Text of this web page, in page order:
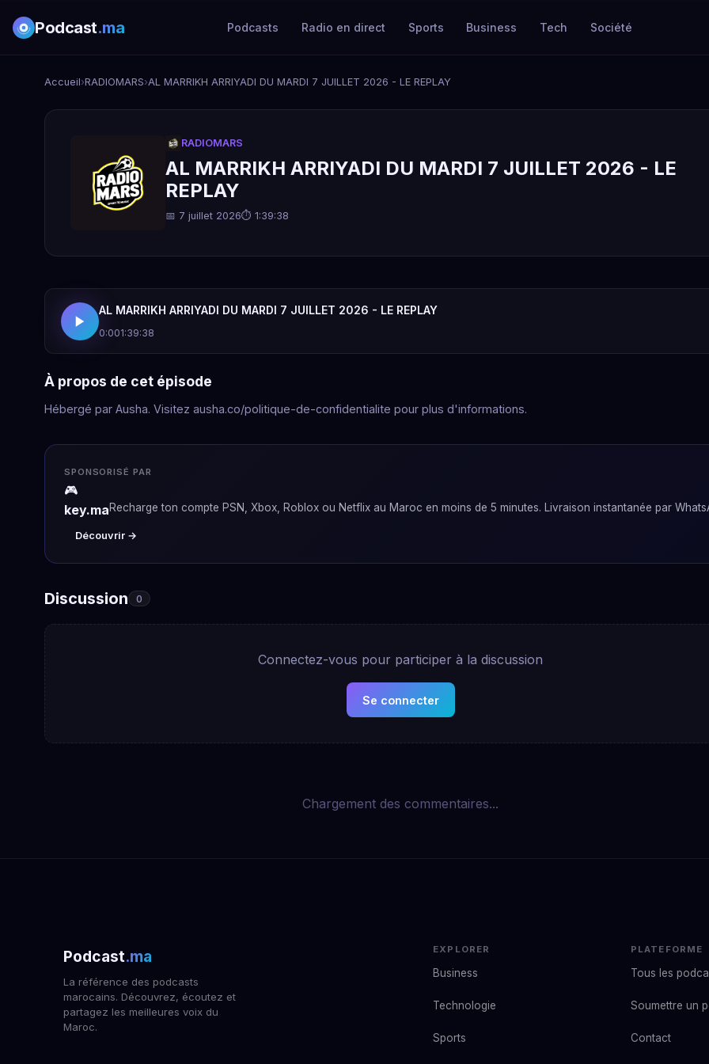
Podcast.ma Podcasts Radio en direct Sports Business Tech Société
Accueil›RADIOMARS›AL MARRIKH ARRIYADI DU MARDI 7 JUILLET 2026 - LE REPLAY
RADIOMARS
AL MARRIKH ARRIYADI DU MARDI 7 JUILLET 2026 - LE
REPLAY
📅 7 juillet 2026⏱ 1:39:38
AL MARRIKH ARRIYADI DU MARDI 7 JUILLET 2026 - LE REPLAY
0:001:39:38
À propos de cet épisode
Hébergé par Ausha. Visitez ausha.co/politique-de-confidentialite pour plus d'informations.
SPONSORISÉ PAR
🎮
key.maRecharge ton compte PSN, Xbox, Roblox ou Netflix au Maroc en moins de 5 minutes. Livraison instantanée par
Découvrir →
Discussion 0
Connectez-vous pour participer à la discussion
Se connecter
Chargement des commentaires...
Podcast.ma
La référence des podcasts
marocains. Découvrez, écoutez et
partagez les meilleures voix du
Maroc.
EXPLORER
Business
Technologie
Sports
PLATEFORME
Tous les
Soumettre un
Contact